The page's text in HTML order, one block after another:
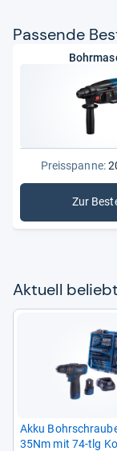
Pas­sende
Preisspanne:
Zur :
Aktu­ell
Akku
35Nm mit 74-​tlg